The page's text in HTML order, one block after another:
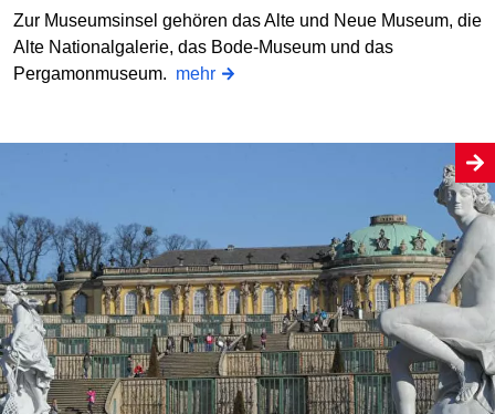
Zur Museumsinsel gehören das Alte und Neue Museum, die
Alte Nationalgalerie, das Bode-Museum und das
Pergamonmuseum. mehr